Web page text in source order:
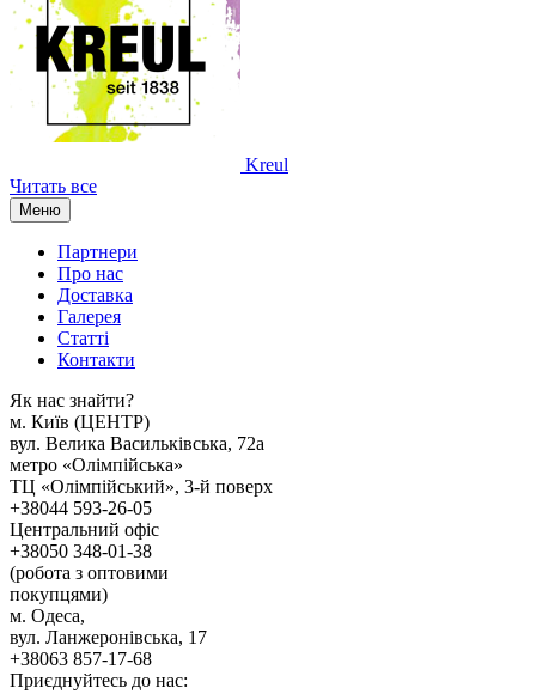
Kreul
Читать все
Меню
Партнери
Про нас
Доставка
Галерея
Статтi
Контакти
Як наc знайти?
м. Киïв (ЦЕНТР)
вул. Велика Васильківська, 72а
метро «Олімпійська»
ТЦ «Олімпійський», 3-й поверх
+38044 593-26-05
Центральний офіс
+38050 348-01-38
(робота з оптовими
покупцями)
м. Одеса,
вул. Ланжеронівська, 17
+38063 857-17-68
Приєднуйтесь до нас: